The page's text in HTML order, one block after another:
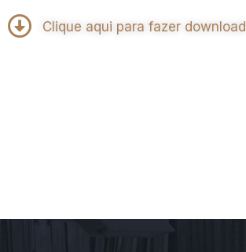
Clique aqui para fazer download